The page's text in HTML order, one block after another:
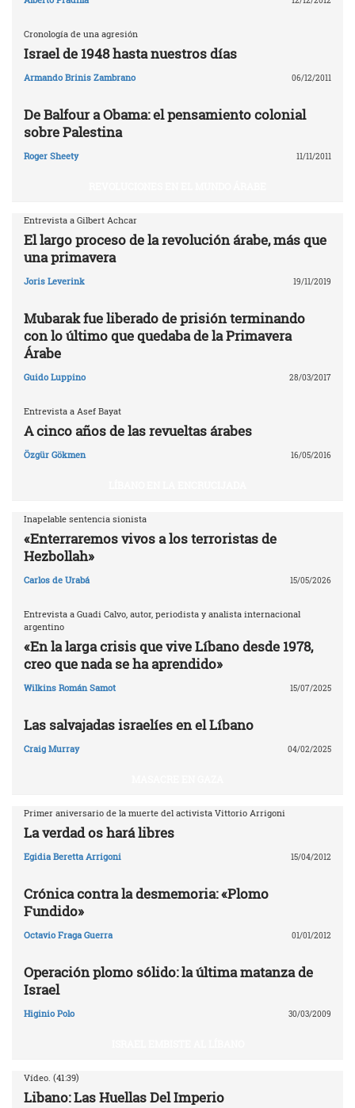
Cronología de una agresión
Israel de 1948 hasta nuestros días
Armando Brinis Zambrano 06/12/2011
De Balfour a Obama: el pensamiento colonial
sobre Palestina
Roger Sheety 11/11/2011
Entrevista a Gilbert Achcar
El largo proceso de la revolución árabe, más que
una primavera
Joris Leverink 19/11/2019
Mubarak fue liberado de prisión terminando
con lo último que quedaba de la Primavera
Árabe
Guido Luppino 28/03/2017
Entrevista a Asef Bayat
A cinco años de las revueltas árabes
Özgür Gökmen 16/05/2016
Inapelable sentencia sionista
«Enterraremos vivos a los terroristas de
Hezbollah»
Carlos de Urabá 15/05/2026
Entrevista a Guadi Calvo, autor, periodista y analista internacional
argentino
«En la larga crisis que vive Líbano desde 1978,
creo que nada se ha aprendido»
Wilkins Román Samot 15/07/2025
Las salvajadas israelíes en el Líbano
Craig Murray 04/02/2025
Primer aniversario de la muerte del activista Vittorio Arrigoni
La verdad os hará libres
Egidia Beretta Arrigoni 15/04/2012
Crónica contra la desmemoria: «Plomo
Fundido»
Octavio Fraga Guerra 01/01/2012
Operación plomo sólido: la última matanza de
Israel
Higinio Polo 30/03/2009
Vídeo. (41:39)
Libano: Las Huellas Del Imperio